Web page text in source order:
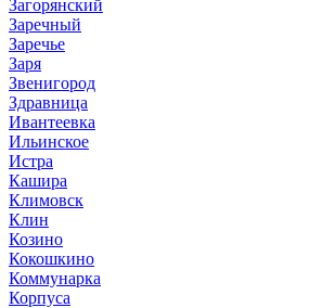
Загорянский
Заречный
Заречье
Заря
Звенигород
Здравница
Ивантеевка
Ильинское
Истра
Кашира
Климовск
Клин
Козино
Кокошкино
Коммунарка
Корпуса